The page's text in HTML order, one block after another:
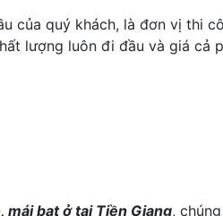
của quý khách, là đơn vị thi
lượng luôn đi đầu và giá cả
mái bạt ở tại Tiền Giang,